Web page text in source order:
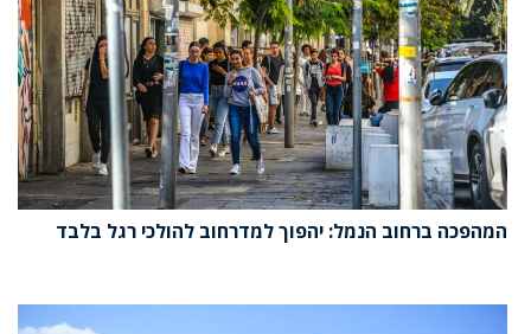
המהפכה ברחוב הנמל: יהפוך למדרחוב להולכי רגל בלבד